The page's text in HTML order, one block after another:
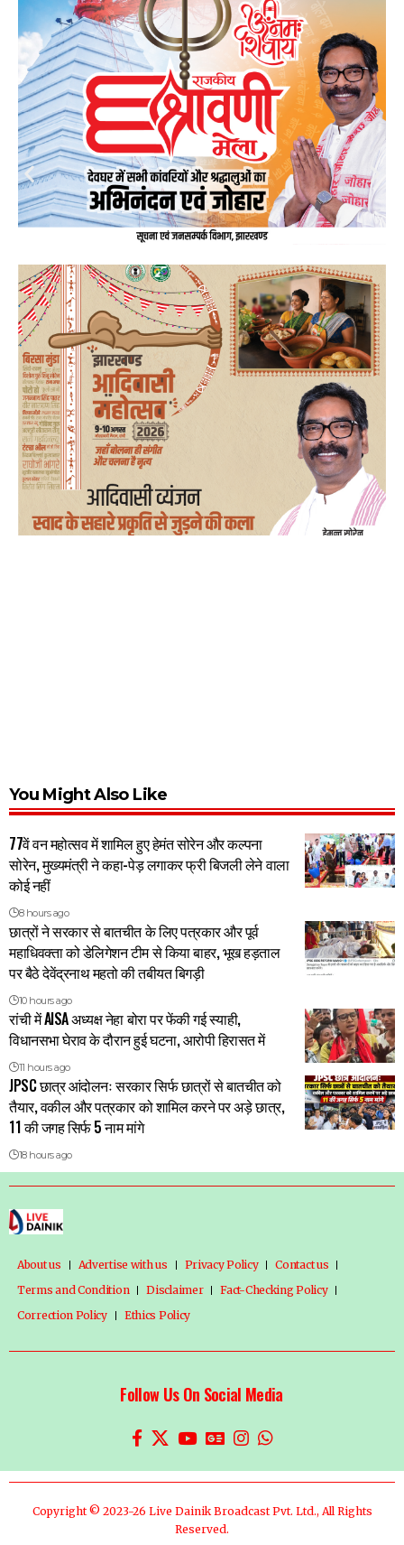
You Might Also Like
77वें वन महोत्सव में शामिल हुए हेमंत सोरेन और कल्पना
सोरेन, मुख्यमंत्री ने कहा-पेड़ लगाकर फ्री बिजली लेने वाला
कोई नहीं
8 hours ago
छात्रों ने सरकार से बातचीत के लिए पत्रकार और पूर्व
महाधिवक्ता को डेलिगेशन टीम से किया बाहर, भूख हड़ताल
पर बैठे देवेंद्रनाथ महतो की तबीयत बिगड़ी
10 hours ago
रांची में AISA अध्यक्ष नेहा बोरा पर फेंकी गई स्याही,
विधानसभा घेराव के दौरान हुई घटना, आरोपी हिरासत में
11 hours ago
JPSC छात्र आंदोलनः सरकार सिर्फ छात्रों से बातचीत को
तैयार, वकील और पत्रकार को शामिल करने पर अड़े छात्र,
11 की जगह सिर्फ 5 नाम मांगे
18 hours ago
About us Advertise with us Privacy Policy
Contact us
Terms and Condition
Disclaimer
Fact-Checking Policy
Correction Policy
Ethics Policy
Follow Us On Social Media
Copyright © 2023-26 Live Dainik Broadcast Pvt. Ltd., All Rights
Reserved.